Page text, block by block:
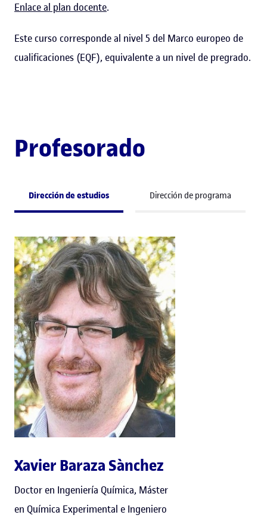
Enlace al plan docente.
Este curso corresponde al nivel 5 del Marco europeo de
cualificaciones (EQF), equivalente a un nivel de pregrado.
Profesorado
Dirección de estudios Dirección de programa
Xavier Baraza Sànchez
Doctor en Ingeniería Química, Máster
en Química Experimental e Ingeniero